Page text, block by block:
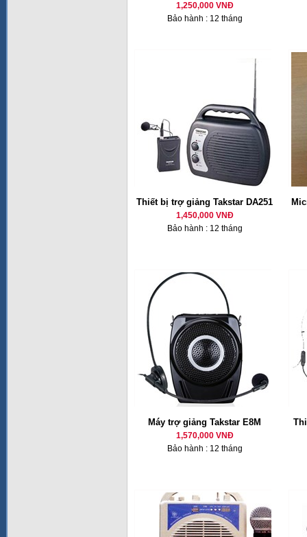
1,250,000 VNĐ
Bảo hành : 12 tháng
Thiết bị trợ giảng Takstar DA251
1,450,000 VNĐ
Bảo hành : 12 tháng
Máy trợ giảng Takstar E8M
1,570,000 VNĐ
Bảo hành : 12 tháng